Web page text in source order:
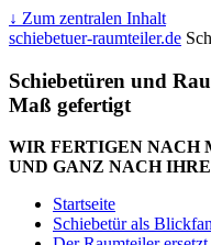
↓ Zum zentralen Inhalt
schiebetuer-raumteiler.de
Schiebetüren und
Maß gefertigt
WIR FERTIGEN NACH
UND GANZ NACH
Startseite
Schiebetür als